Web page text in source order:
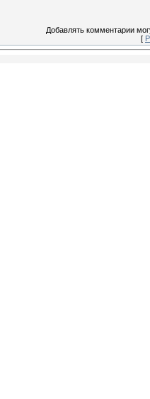
Добавлять комментарии
[